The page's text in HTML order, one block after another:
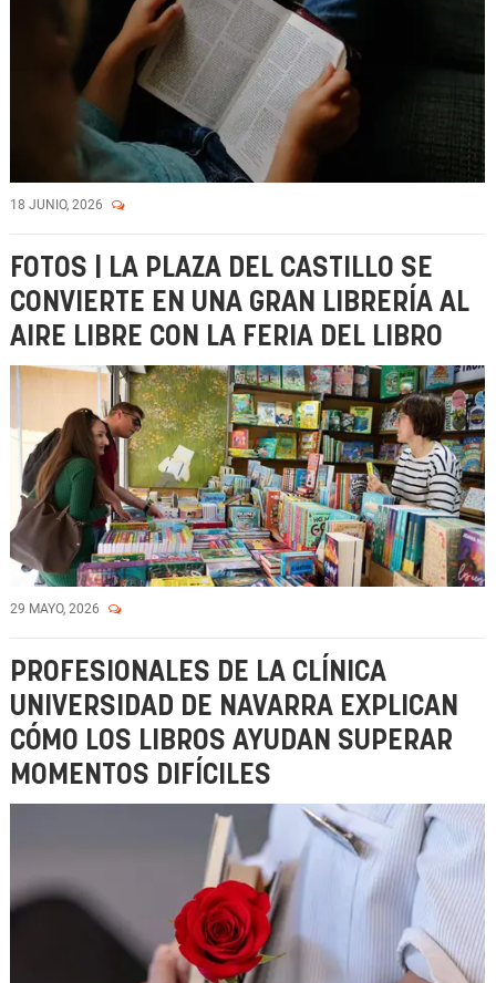
18 JUNIO, 2026
FOTOS | LA PLAZA DEL CASTILLO SE
CONVIERTE EN UNA GRAN LIBRERÍA AL
AIRE LIBRE CON LA FERIA DEL LIBRO
29 MAYO, 2026
PROFESIONALES DE LA CLÍNICA
UNIVERSIDAD DE NAVARRA EXPLICAN
CÓMO LOS LIBROS AYUDAN SUPERAR
MOMENTOS DIFÍCILES